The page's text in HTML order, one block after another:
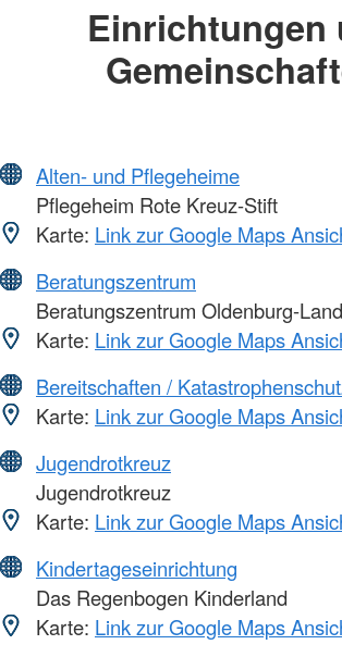
Einrichtungen
Alten- und Pflegeheime
Pflegeheim Rote Kreuz-Stift
Karte: Link zur Google Maps
Beratungszentrum
Beratungszentrum Oldenburg-Land
Karte: Link zur Google Maps
Bereitschaften /
Karte: Link zur Google Maps
Jugendrotkreuz
Jugendrotkreuz
Karte: Link zur Google Maps
Kindertageseinrichtung
Das Regenbogen Kinderland
Karte: Link zur Google Maps